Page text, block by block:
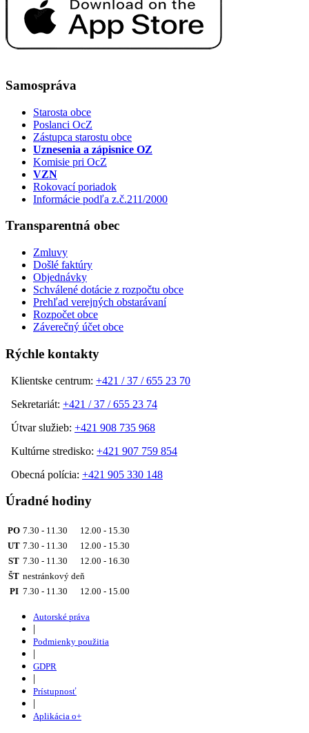
Samospráva
Starosta obce
Poslanci OcZ
Zástupca starostu obce
Uznesenia a zápisnice OZ
Komisie pri OcZ
VZN
Rokovací poriadok
Informácie podľa z.č.211/2000
Transparentná obec
Zmluvy
Došlé faktúry
Objednávky
Schválené dotácie z rozpočtu obce
Prehľad verejných obstarávaní
Rozpočet obce
Záverečný účet obce
Rýchle kontakty
Klientske centrum: +421 / 37 / 655 23 70
Sekretariát: +421 / 37 / 655 23 74
Útvar služieb: +421 908 735 968
Kultúrne stredisko: +421 907 759 854
Obecná polícia: +421 905 330 148
Úradné hodiny
PO 7.30 - 11.30 12.00 - 15.30
UT 7.30 - 11.30 12.00 - 15.30
ST 7.30 - 11.30 12.00 - 16.30
ŠT nestránkový deň
PI 7.30 - 11.30 12.00 - 15.00
Autorské práva
|
Podmienky použitia
|
GDPR
|
Prístupnosť
|
Aplikácia o+